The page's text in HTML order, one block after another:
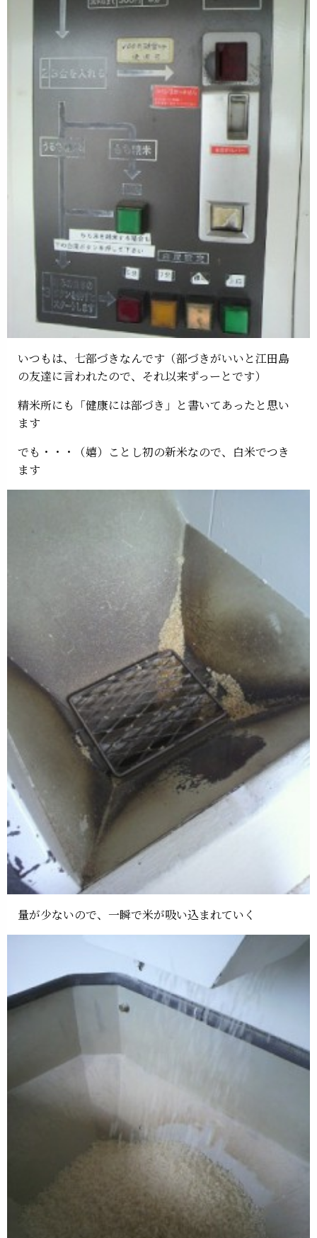
いつもは、七部づきなんです（部づきがいいと江田島
の友達に言われたので、それ以来ずっーとです）
精米所にも「健康には部づき」と書いてあったと思い
ます
でも・・・（嬉）ことし初の新米なので、白米でつき
ます
量が少ないので、一瞬で米が吸い込まれていく